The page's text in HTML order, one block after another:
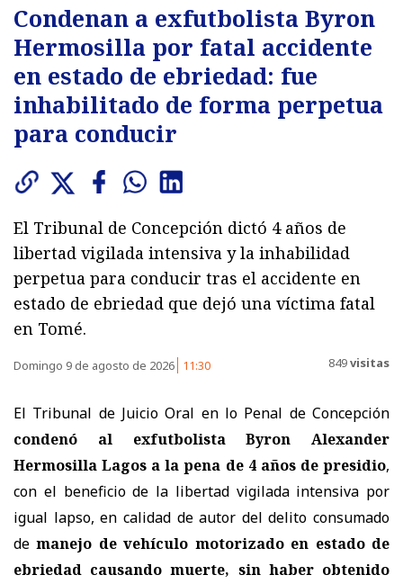
Condenan a exfutbolista Byron
Hermosilla por fatal accidente
en estado de ebriedad: fue
inhabilitado de forma perpetua
para conducir
El Tribunal de Concepción dictó 4 años de
libertad vigilada intensiva y la inhabilidad
perpetua para conducir tras el accidente en
estado de ebriedad que dejó una víctima fatal
en Tomé.
Domingo 9 de agosto de 2026 11:30 849visitas
El Tribunal de Juicio Oral en lo Penal de Concepción
condenó al exfutbolista Byron Alexander
Hermosilla Lagos a la pena de 4 años de presidio,
con el beneficio de la libertad vigilada intensiva por
igual lapso, en calidad de autor del delito consumado
demanejo de vehículo motorizado en estado de
ebriedad causando muerte, sin haber obtenido